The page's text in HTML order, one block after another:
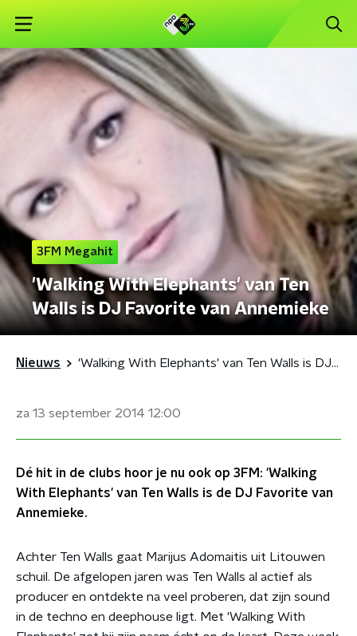
3FM Megahit
'Walking With Elephants' van Ten
Walls is DJ Favorite van Annemieke
Nieuws 'Walking With Elephants' van Ten Walls is DJ Favorite van Annemieke
za 13 september 2014 12:00
Dé hit in de clubs hoor je nu ook op 3FM: 'Walking
With Elephants' van Ten Walls is de DJ Favorite van
Annemieke.
Achter Ten Walls gaat Marijus Adomaitis uit Litouwen
schuil. De afgelopen jaren was Ten Walls al actief als
producer en ontdekte na veel proberen, dat zijn sound
in de techno en deephouse ligt. Met 'Walking With